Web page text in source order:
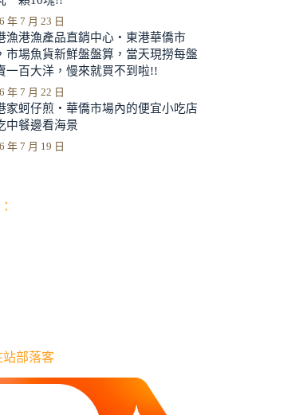
年 7 月 23 日
漁港漁產品直銷中心‧東港華僑市
市場魚貨新鮮盤盤算，當天現撈每盤
一百大洋，慢來就買不到啦!!
年 7 月 22 日
家蚵仔煎‧華僑市場內的便宜小吃店
中餐邊看海景
年 7 月 19 日
站部落客